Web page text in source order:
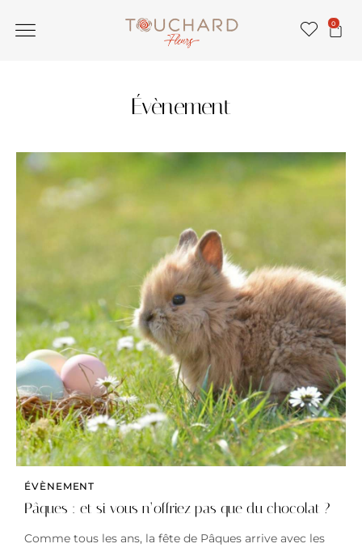
0
Évènement
ÉVÈNEMENT
Pâques : et si vous n’offriez pas que du chocolat ?
Comme tous les ans, la fête de Pâques arrive avec les